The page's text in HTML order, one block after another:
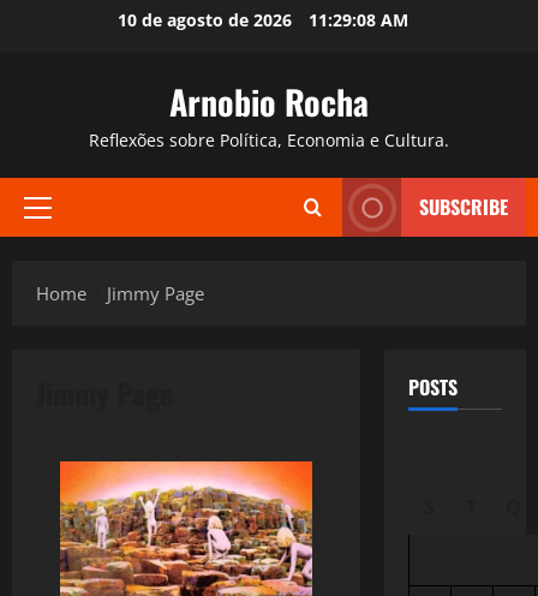
10 de agosto de 2026 11:29:09 AM
Arnobio Rocha
Reflexões sobre Política, Economia e Cultura.
Primary
SUBSCRIBE
Home Jimmy Page
POSTS